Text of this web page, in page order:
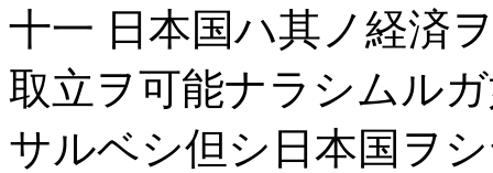
十一 日本国ハ其ノ経済
取立ヲ可能ナラシムル
サルベシ但シ日本国ヲ